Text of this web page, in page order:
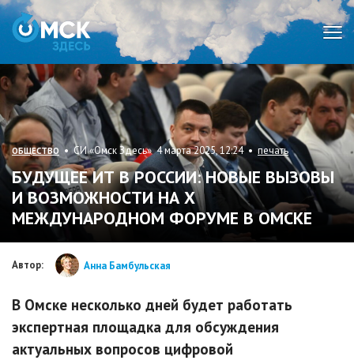
ОБЩЕСТВО • СИ «Омск Здесь» 4 марта 2025, 12:24 • печать
БУДУЩЕЕ ИТ В РОССИИ: НОВЫЕ ВЫЗОВЫ
И ВОЗМОЖНОСТИ НА X
МЕЖДУНАРОДНОМ ФОРУМЕ В ОМСКЕ
Автор: Анна Бамбульская
В Омске несколько дней будет работать
экспертная площадка для обсуждения
актуальных вопросов цифровой